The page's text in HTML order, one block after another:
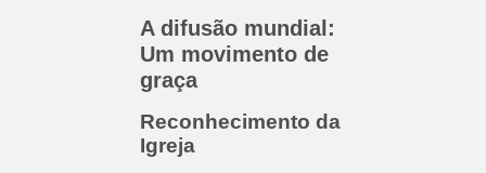
A difusão mundial:
Um movimento de
graça
Reconhecimento da
Igreja